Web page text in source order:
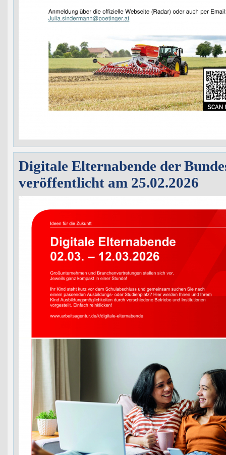
Digitale Elternabende der
veröffentlicht am 25.02.2026